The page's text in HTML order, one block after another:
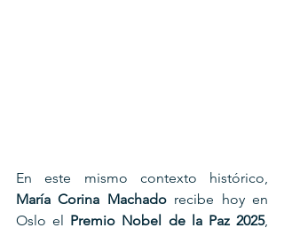
María Corina Machado recibe hoy en
Oslo el Premio Nobel de la Paz 2025,